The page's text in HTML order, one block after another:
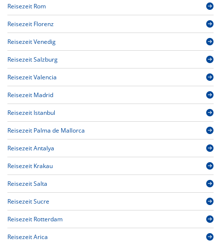
Reisezeit Rom
Reisezeit Florenz
Reisezeit Venedig
Reisezeit Salzburg
Reisezeit Valencia
Reisezeit Madrid
Reisezeit Istanbul
Reisezeit Palma de Mallorca
Reisezeit Antalya
Reisezeit Krakau
Reisezeit Salta
Reisezeit Sucre
Reisezeit Rotterdam
Reisezeit Arica